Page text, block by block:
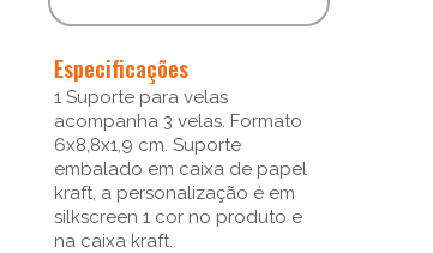
Especificações
1 Suporte para velas
acompanha 3 velas. Formato
6x8,8x1,9 cm. Suporte
embalado em caixa de papel
kraft, a personalização é em
silkscreen 1 cor no produto e
na caixa kraft.